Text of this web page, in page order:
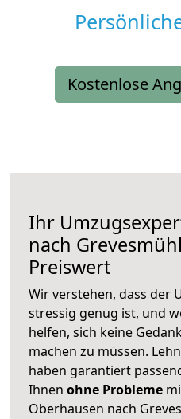
Kostenlose
Ihr
nach
Preiswert
Wir verstehen, dass der
stressig genug ist, und
helfen, sich keine
machen zu müssen.
haben garantiert
Ihnen ohne Probleme
Oberhausen nach